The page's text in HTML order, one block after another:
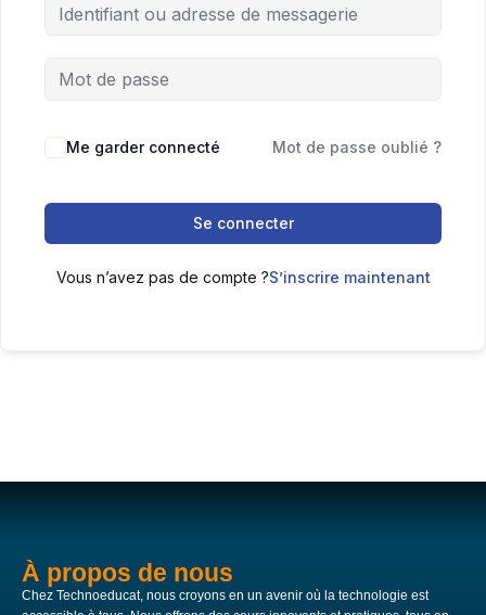
Me garder connecté Mot de passe oublié ?
Se connecter
Vous n’avez pas de compte ?S’inscrire maintenant
À propos de nous
Chez Technoeducat, nous croyons en un avenir où la technologie est